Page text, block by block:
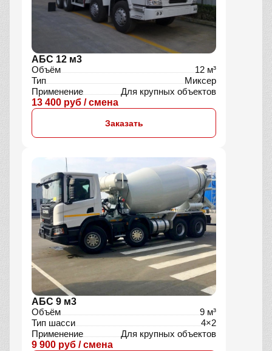
АБС 12 м3
Объём
12 м³
Тип
Миксер
Применение
Для крупных объектов
13 400 руб / смена
Заказать
АБС 9 м3
Объём
9 м³
Тип шасси
4×2
Применение
Для крупных объектов
9 900 руб / смена